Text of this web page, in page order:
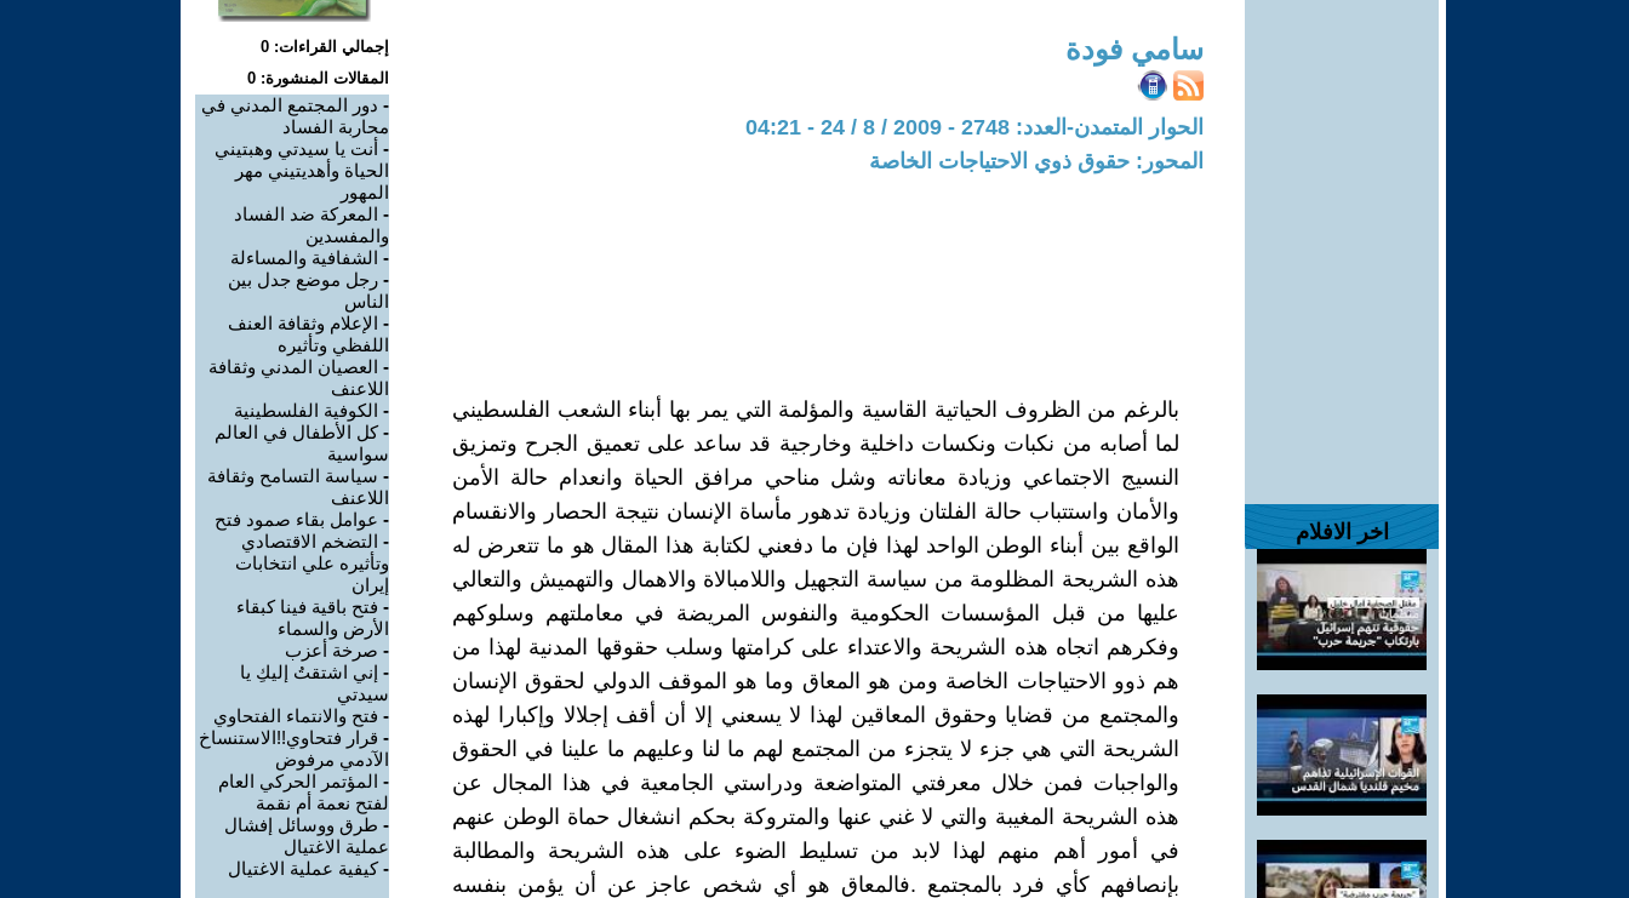
اخر الافلام
سامي فودة
الحوار المتمدن-العدد: 2748 - 2009 / 8 / 24 - 04:21
المحور: حقوق ذوي الاحتياجات الخاصة
بالرغم من الظروف الحياتية القاسية والمؤلمة التي يمر بها أبناء الشعب الفلسطيني
لما أصابه من نكبات ونكسات داخلية وخارجية قد ساعد على تعميق الجرح وتمزيق
النسيج الاجتماعي وزيادة معاناته وشل مناحي مرافق الحياة وانعدام حالة الأمن
والأمان واستتباب حالة الفلتان وزيادة تدهور مأساة الإنسان نتيجة الحصار والانقسام
الواقع بين أبناء الوطن الواحد لهذا فإن ما دفعني لكتابة هذا المقال هو ما تتعرض له
هذه الشريحة المظلومة من سياسة التجهيل واللامبالاة والاهمال والتهميش والتعالي
عليها من قبل المؤسسات الحكومية والنفوس المريضة في معاملتهم وسلوكهم
وفكرهم اتجاه هذه الشريحة والاعتداء على كرامتها وسلب حقوقها المدنية لهذا من
هم ذوو الاحتياجات الخاصة ومن هو المعاق وما هو الموقف الدولي لحقوق الإنسان
والمجتمع من قضايا وحقوق المعاقين لهذا لا يسعني إلا أن أقف إجلالا وإكبارا لهذه
الشريحة التي هي جزء لا يتجزء من المجتمع لهم ما لنا وعليهم ما علينا في الحقوق
والواجبات فمن خلال معرفتي المتواضعة ودراستي الجامعية في هذا المجال عن
هذه الشريحة المغيبة والتي لا غني عنها والمتروكة بحكم انشغال حماة الوطن عنهم
في أمور أهم منهم لهذا لابد من تسليط الضوء على هذه الشريحة والمطالبة
بإنصافهم كأي فرد بالمجتمع .فالمعاق هو أي شخص عاجز عن أن يؤمن بنفسه
إجمالي القراءات: 0
المقالات المنشورة: 0
- دور المجتمع المدني في
محاربة الفساد
- أنت يا سيدتي وهبتيني
الحياة وأهديتيني مهر
المهور
- المعركة ضد الفساد
والمفسدين
- الشفافية والمساءلة
- رجل موضع جدل بين
الناس
- الإعلام وثقافة العنف
اللفظي وتأثيره
- العصيان المدني وثقافة
اللاعنف
- الكوفية الفلسطينية
-كل الأطفال في العالم
سواسية
- سياسة التسامح وثقافة
اللاعنف
- عوامل بقاء صمود فتح
- التضخم الاقتصادي
وتأثيره علي انتخابات
إيران
- فتح باقية فينا كبقاء
الأرض والسماء
- صرخة أعزب
- إني اشتقتُ إليكِ يا
سيدتي
- فتح والانتماء الفتحاوي
- قرار فتحاوي!!الاستنساخ
الآدمي مرفوض
- المؤتمر الحركي العام
لفتح نعمة أم نقمة
- طرق ووسائل إفشال
عملية الاغتيال
-كيفية عملية الاغتيال